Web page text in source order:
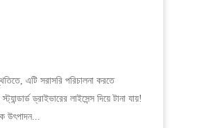
এটি সরাসরি পরিচালনা করতে
ড্রাইভারের লাইসেন্স দিয়ে টানা যায়!
উৎপাদন...